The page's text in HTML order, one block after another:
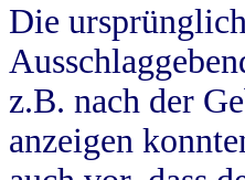
Die
z.B. nach der
anzeigen